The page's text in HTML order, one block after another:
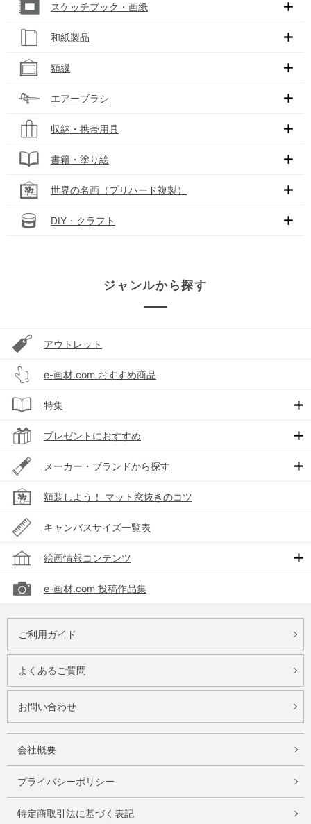
スケッチブック・画紙
和紙製品
額縁
エアーブラシ
収納・携帯用具
書籍・塗り絵
世界の名画（プリハード複製）
DIY・クラフト
ジャンルから探す
アウトレット
e-画材.com おすすめ商品
特集
プレゼントにおすすめ
メーカー・ブランドから探す
額装しよう！ マット窓抜きのコツ
キャンバスサイズ一覧表
絵画情報コンテンツ
e-画材.com 投稿作品集
ご利用ガイド
よくあるご質問
お問い合わせ
会社概要
プライバシーポリシー
特定商取引法に基づく表記